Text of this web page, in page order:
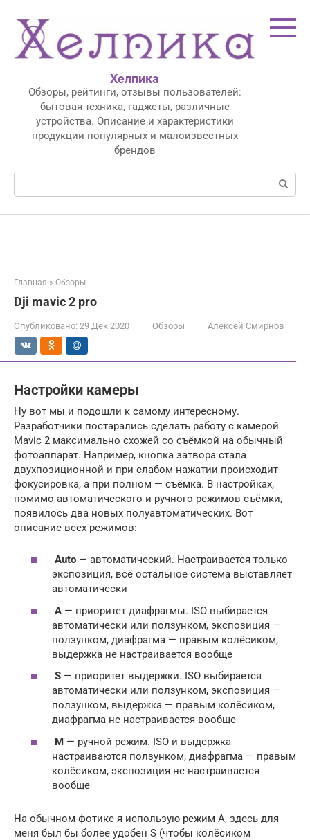
контенту
Хелпика
Обзоры, рейтинги, отзывы пользователей:
бытовая техника, гаджеты, различные
устройства. Описание и характеристики
продукции популярных и малоизвестных
брендов
Поиск:
Главная » Обзоры
Dji mavic 2 pro
Опубликовано: 29 Дек 2020 Обзоры Алексей Смирнов
Настройки камеры
Ну вот мы и подошли к самому интересному.
Разработчики постарались сделать работу с камерой
Mavic 2 максимально схожей со съёмкой на обычный
фотоаппарат. Например, кнопка затвора стала
двухпозиционной и при слабом нажатии происходит
фокусировка, а при полном — съёмка. В настройках,
помимо автоматического и ручного режимов съёмки,
появилось два новых полуавтоматических. Вот
описание всех режимов:
Auto — автоматический. Настраивается только
экспозиция, всё остальное система выставляет
автоматически
A — приоритет диафрагмы. ISO выбирается
автоматически или ползунком, экспозиция —
ползунком, диафрагма — правым колёсиком,
выдержка не настраивается вообще
S — приоритет выдержки. ISO выбирается
автоматически или ползунком, экспозиция —
ползунком, выдержка — правым колёсиком,
диафрагма не настраивается вообще
M — ручной режим. ISO и выдержка
настраиваются ползунком, диафрагма — правым
колёсиком, экспозиция не настраивается
вообще
На обычном фотике я использую режим A, здесь для
меня был бы более удобен S (чтобы колёсиком